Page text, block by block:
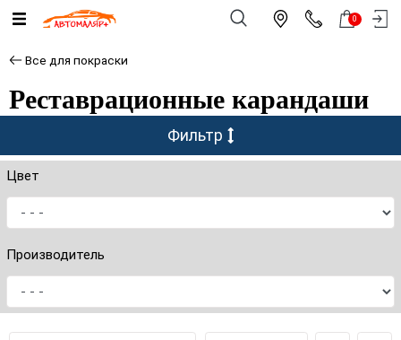
0
Все для покраски
Реставрационные карандаши
Фильтр
Цвет
Производитель